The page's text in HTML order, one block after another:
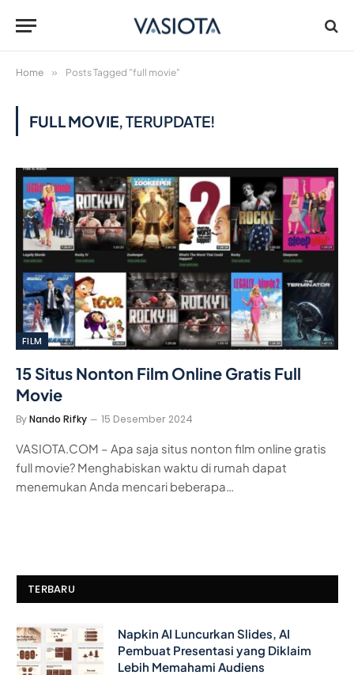
Home » Posts Tagged "full movie"
FULL MOVIE, TERUPDATE!
FILM
15 Situs Nonton Film Online Gratis Full
Movie
ByNando Rifky 15 Desember 2024
VASIOTA.COM – Apa saja situs nonton film online gratis
full movie? Menghabiskan waktu di rumah dapat
menemukan Anda mencari beberapa…
TERBARU
Napkin AI Luncurkan Slides, AI
Pembuat Presentasi yang Diklaim
Lebih Memahami Audiens